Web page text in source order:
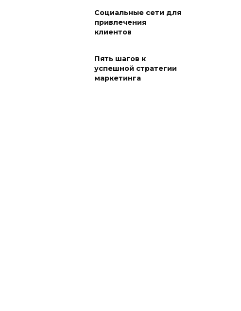
Социальные сети для
привлечения
клиентов
Пять шагов к
успешной стратегии
маркетинга